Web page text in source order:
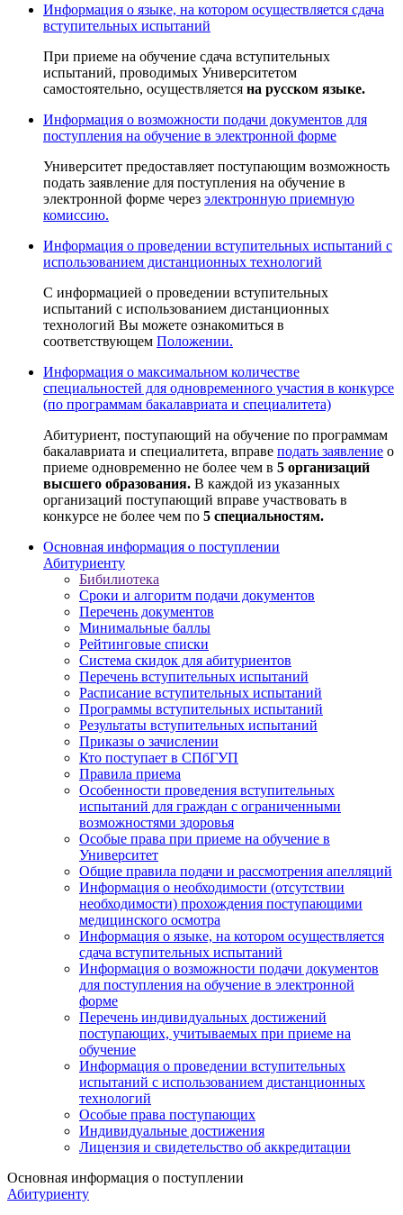
Информация о языке, на котором осуществляется сдача
вступительных испытаний
При приеме на обучение сдача вступительных
испытаний, проводимых Университетом
самостоятельно, осуществляется на русском языке.
Информация о возможности подачи документов для
поступления на обучение в электронной форме
Университет предоставляет поступающим возможность
подать заявление для поступления на обучение в
электронной форме через электронную приемную
комиссию.
Информация о проведении вступительных испытаний с
использованием дистанционных технологий
С информацией о проведении вступительных
испытаний с использованием дистанционных
технологий Вы можете ознакомиться в
соответствующем Положении.
Информация о максимальном количестве
специальностей для одновременного участия в конкурсе
(по программам бакалавриата и специалитета)
Абитуриент, поступающий на обучение по программам
бакалавриата и специалитета, вправе подать заявление о
приеме одновременно не более чем в 5 организаций
высшего образования. В каждой из указанных
организаций поступающий вправе участвовать в
конкурсе не более чем по 5 специальностям.
Основная информация о поступлении
Абитуриенту
Бибилиотека
Сроки и алгоритм подачи документов
Перечень документов
Минимальные баллы
Рейтинговые списки
Система скидок для абитуриентов
Перечень вступительных испытаний
Расписание вступительных испытаний
Программы вступительных испытаний
Результаты вступительных испытаний
Приказы о зачислении
Кто поступает в СПбГУП
Правила приема
Особенности проведения вступительных
испытаний для граждан с ограниченными
возможностями здоровья
Особые права при приеме на обучение в
Университет
Общие правила подачи и рассмотрения апелляций
Информация о необходимости (отсутствии
необходимости) прохождения поступающими
медицинского осмотра
Информация о языке, на котором осуществляется
сдача вступительных испытаний
Информация о возможности подачи документов
для поступления на обучение в электронной
форме
Перечень индивидуальных достижений
поступающих, учитываемых при приеме на
обучение
Информация о проведении вступительных
испытаний с использованием дистанционных
технологий
Особые права поступающих
Индивидуальные достижения
Лицензия и свидетельство об аккредитации
Основная информация о поступлении
Абитуриенту